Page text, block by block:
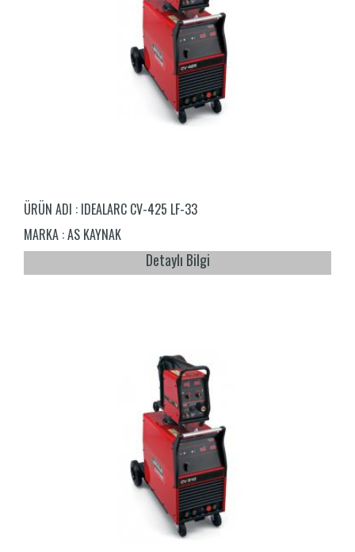
ÜRÜN ADI : IDEALARC CV-425 LF-33
MARKA :AS KAYNAK
Detaylı Bilgi